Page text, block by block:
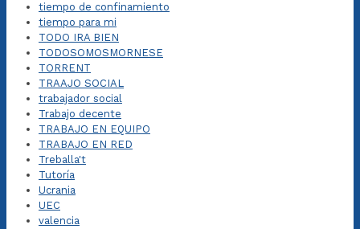
tiempo de confinamiento
tiempo para mi
TODO IRA BIEN
TODOSOMOSMORNESE
TORRENT
TRAAJO SOCIAL
trabajador social
Trabajo decente
TRABAJO EN EQUIPO
TRABAJO EN RED
Treballa't
Tutoría
Ucrania
UEC
valencia